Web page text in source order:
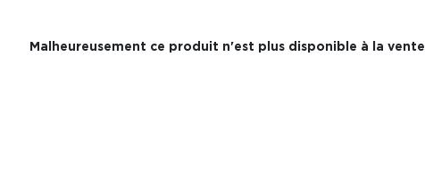
Malheureusement ce produit n'est plus disponible à la vente